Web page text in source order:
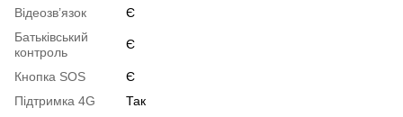
Відеозв’язок
Є
Батьківський
контроль
Є
Кнопка SOS
Є
Підтримка 4G
Так